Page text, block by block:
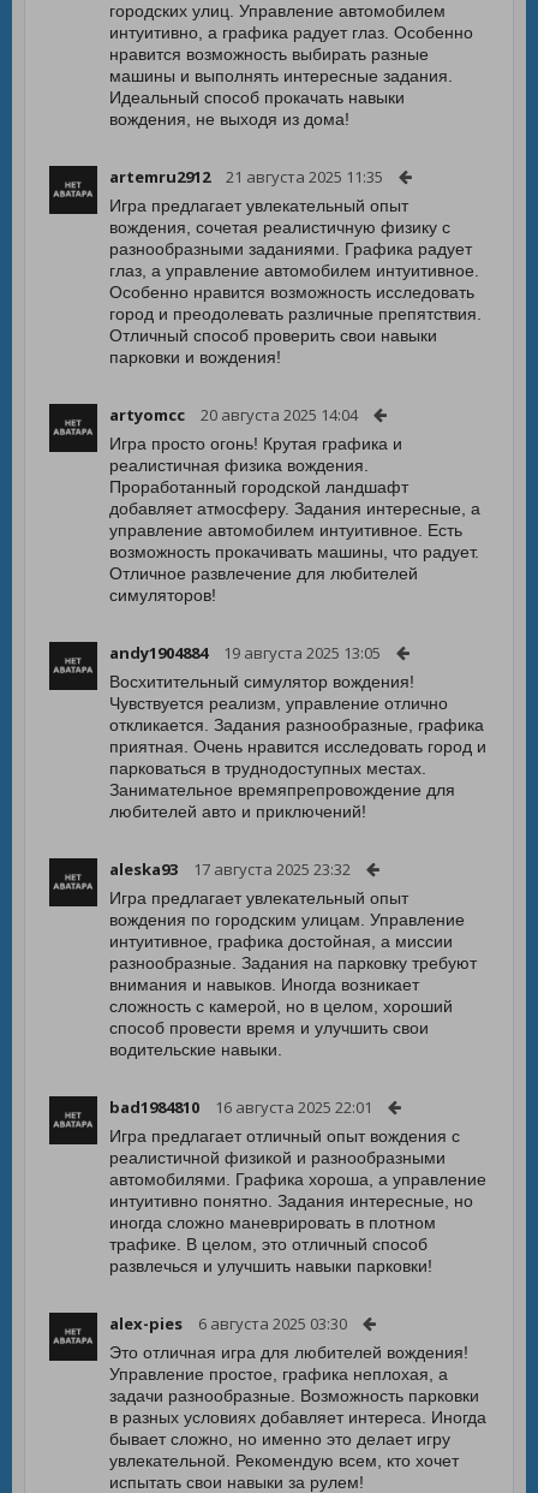
городских улиц. Управление автомобилем
интуитивно, а графика радует глаз. Особенно
нравится возможность выбирать разные
машины и выполнять интересные задания.
Идеальный способ прокачать навыки
вождения, не выходя из дома!
artemru2912 21 августа 2025 11:35
Игра предлагает увлекательный опыт
вождения, сочетая реалистичную физику с
разнообразными заданиями. Графика радует
глаз, а управление автомобилем интуитивное.
Особенно нравится возможность исследовать
город и преодолевать различные препятствия.
Отличный способ проверить свои навыки
парковки и вождения!
artyomcc 20 августа 2025 14:04
Игра просто огонь! Крутая графика и
реалистичная физика вождения.
Проработанный городской ландшафт
добавляет атмосферу. Задания интересные, а
управление автомобилем интуитивное. Есть
возможность прокачивать машины, что радует.
Отличное развлечение для любителей
симуляторов!
andy1904884 19 августа 2025 13:05
Восхитительный симулятор вождения!
Чувствуется реализм, управление отлично
откликается. Задания разнообразные, графика
приятная. Очень нравится исследовать город и
парковаться в труднодоступных местах.
Занимательное времяпрепровождение для
любителей авто и приключений!
aleska93 17 августа 2025 23:32
Игра предлагает увлекательный опыт
вождения по городским улицам. Управление
интуитивное, графика достойная, а миссии
разнообразные. Задания на парковку требуют
внимания и навыков. Иногда возникает
сложность с камерой, но в целом, хороший
способ провести время и улучшить свои
водительские навыки.
bad1984810 16 августа 2025 22:01
Игра предлагает отличный опыт вождения с
реалистичной физикой и разнообразными
автомобилями. Графика хороша, а управление
интуитивно понятно. Задания интересные, но
иногда сложно маневрировать в плотном
трафике. В целом, это отличный способ
развлечься и улучшить навыки парковки!
alex-pies 6 августа 2025 03:30
Это отличная игра для любителей вождения!
Управление простое, графика неплохая, а
задачи разнообразные. Возможность парковки
в разных условиях добавляет интереса. Иногда
бывает сложно, но именно это делает игру
увлекательной. Рекомендую всем, кто хочет
испытать свои навыки за рулем!